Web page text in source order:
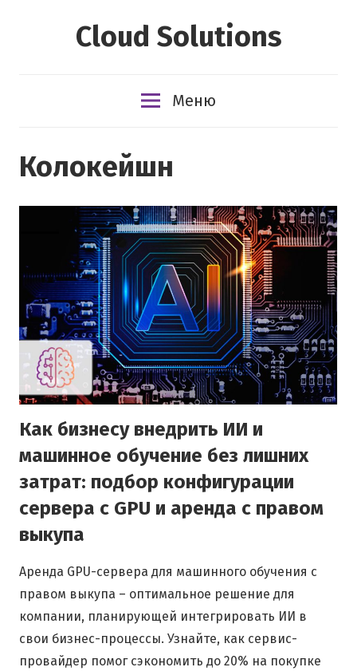
Cloud Solutions
Меню
Колокейшн
Как бизнесу внедрить ИИ и
машинное обучение без лишних
затрат: подбор конфигурации
сервера с GPU и аренда с правом
выкупа
Аренда GPU-сервера для машинного обучения с
правом выкупа – оптимальное решение для
компании, планирующей интегрировать ИИ в
свои бизнес-процессы. Узнайте, как сервис-
провайдер помог сэкономить до 20% на покупке